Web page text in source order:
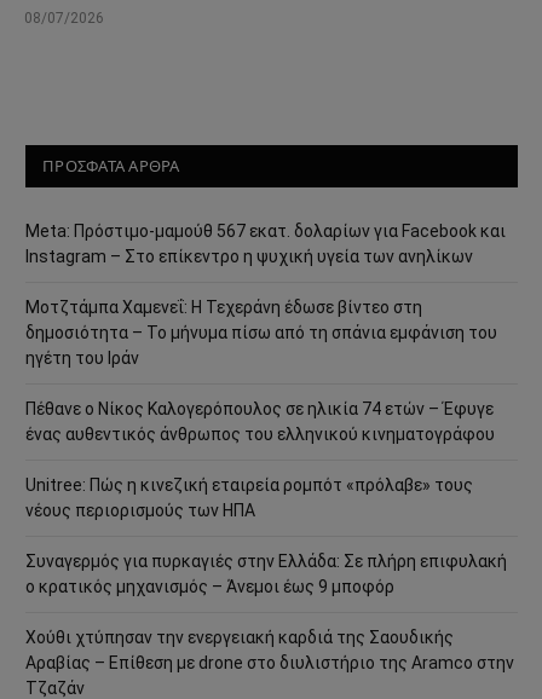
08/07/2026
ΠΡΟΣΦΑΤΑ ΑΡΘΡΑ
Meta: Πρόστιμο-μαμούθ 567 εκατ. δολαρίων για Facebook και
Instagram – Στο επίκεντρο η ψυχική υγεία των ανηλίκων
Μοτζτάμπα Χαμενεΐ: Η Τεχεράνη έδωσε βίντεο στη
δημοσιότητα – Το μήνυμα πίσω από τη σπάνια εμφάνιση του
ηγέτη του Ιράν
Πέθανε ο Νίκος Καλογερόπουλος σε ηλικία 74 ετών – Έφυγε
ένας αυθεντικός άνθρωπος του ελληνικού κινηματογράφου
Unitree: Πώς η κινεζική εταιρεία ρομπότ «πρόλαβε» τους
νέους περιορισμούς των ΗΠΑ
Συναγερμός για πυρκαγιές στην Ελλάδα: Σε πλήρη επιφυλακή
ο κρατικός μηχανισμός – Άνεμοι έως 9 μποφόρ
Χούθι χτύπησαν την ενεργειακή καρδιά της Σαουδικής
Αραβίας – Επίθεση με drone στο διυλιστήριο της Aramco στην
Τζαζάν